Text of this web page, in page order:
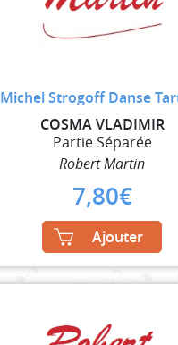
Michel Strogoff Danse
COSMA VLADIMIR
Partie Séparée
Robert Martin
7,80€
Ajouter